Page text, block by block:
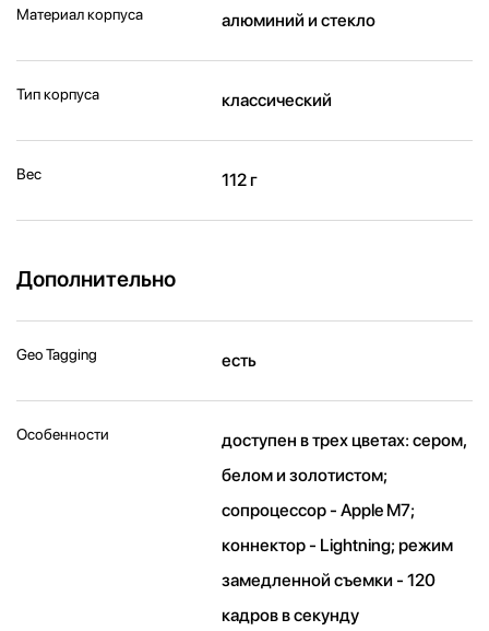
Материал корпуса алюминий и стекло
Тип корпуса классический
Вес 112 г
Дополнительно
Geo Tagging есть
Особенности
доступен в трех цветах: сером,
белом и золотистом;
сопроцессор - Apple M7;
коннектор - Lightning; режим
замедленной съемки - 120
кадров в секунду